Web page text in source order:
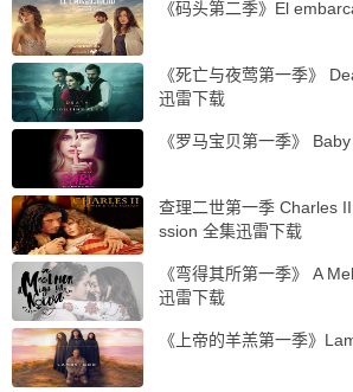
《码头第二季》El
《死亡与夜莺第一季》
迅雷下载
《罗马宝贝第一季》
查理二世第一季 Charles
ssion 全集迅雷下载
《弯得其所第一季》 A
迅雷下载
《上帝的羊羔第一季》